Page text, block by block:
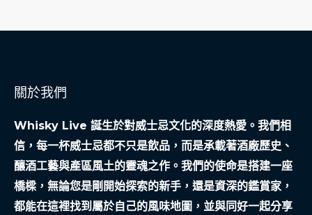
問
轉
路
關於我們
Whisky Live 誕生於對威士忌文化的深度熱愛。我們相
信，每一杯威士忌都不只是飲品，而是承載著酒廠歷史、
釀酒工藝與產區風土的靈魂之作。我們的使命是搭建一座
橋樑，無論您是剛開始探索的新手，還是資深的鑑賞家，
都能在這裡找到屬於自己的風味地圖，並與同好一起分享